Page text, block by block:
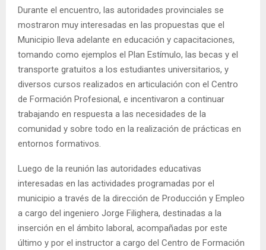
Durante el encuentro, las autoridades provinciales se
mostraron muy interesadas en las propuestas que el
Municipio lleva adelante en educación y capacitaciones,
tomando como ejemplos el Plan Estímulo, las becas y el
transporte gratuitos a los estudiantes universitarios, y
diversos cursos realizados en articulación con el Centro
de Formación Profesional, e incentivaron a continuar
trabajando en respuesta a las necesidades de la
comunidad y sobre todo en la realización de prácticas en
entornos formativos.
Luego de la reunión las autoridades educativas
interesadas en las actividades programadas por el
municipio a través de la dirección de Producción y Empleo
a cargo del ingeniero Jorge Filighera, destinadas a la
inserción en el ámbito laboral, acompañadas por este
último y por el instructor a cargo del Centro de Formación